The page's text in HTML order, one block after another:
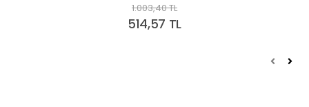
1.003,40 TL
514,57 TL